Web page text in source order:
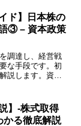
ド】日本株の
③ – 資本政策
調達し、経営戦
な手段です。初
説します。資本
が成長するため
で...
】-株式取得
かる徹底解説